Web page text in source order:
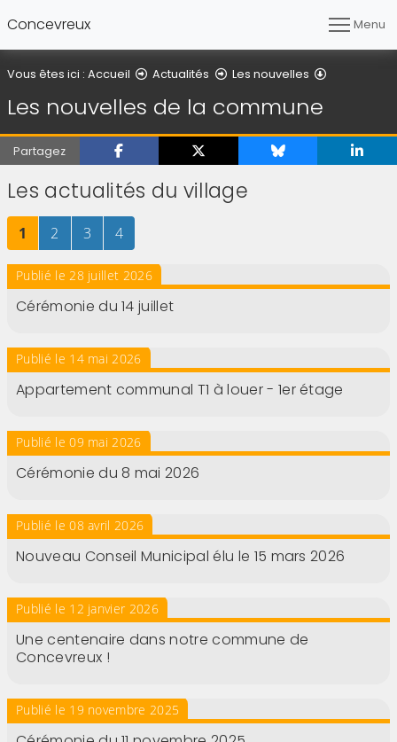
Concevreux Menu
Vous êtes ici : Accueil Actualités Les nouvelles
Les nouvelles de la commune
Partagez
Les actualités du village
Page
1 sur 4Page
2 sur 4Page
3sur 4Page
4sur 4
Publié le 28 juillet 2026
Cérémonie du 14 juillet
Publié le 14 mai 2026
Appartement communal T1 à louer - 1er étage
Publié le 09 mai 2026
Cérémonie du 8 mai 2026
Publié le 08 avril 2026
Nouveau Conseil Municipal élu le 15 mars 2026
Publié le 12 janvier 2026
Une centenaire dans notre commune de
Concevreux !
Publié le 19 novembre 2025